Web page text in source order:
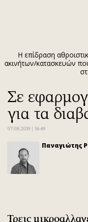
Κύπρος
Παιδεία
Υγεία
Πολιτική
Βουλευτικές 2026
Εκλογές 2024
Διπλωματία
Η επίδραση
ακινήτων/κατασκευών
Σε
για τα
07.08.2019 | 14:49
Παναγιώτης
Τρεις